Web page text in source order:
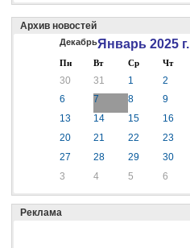
Архив новостей
ДекабрьЯнварь 2025 г.
Пн Вт Ср Чт
30 31 1 2
6
7 8 9
13
14 15 16
20
21 22 23
27
28 29 30
3
4 5 6
Реклама